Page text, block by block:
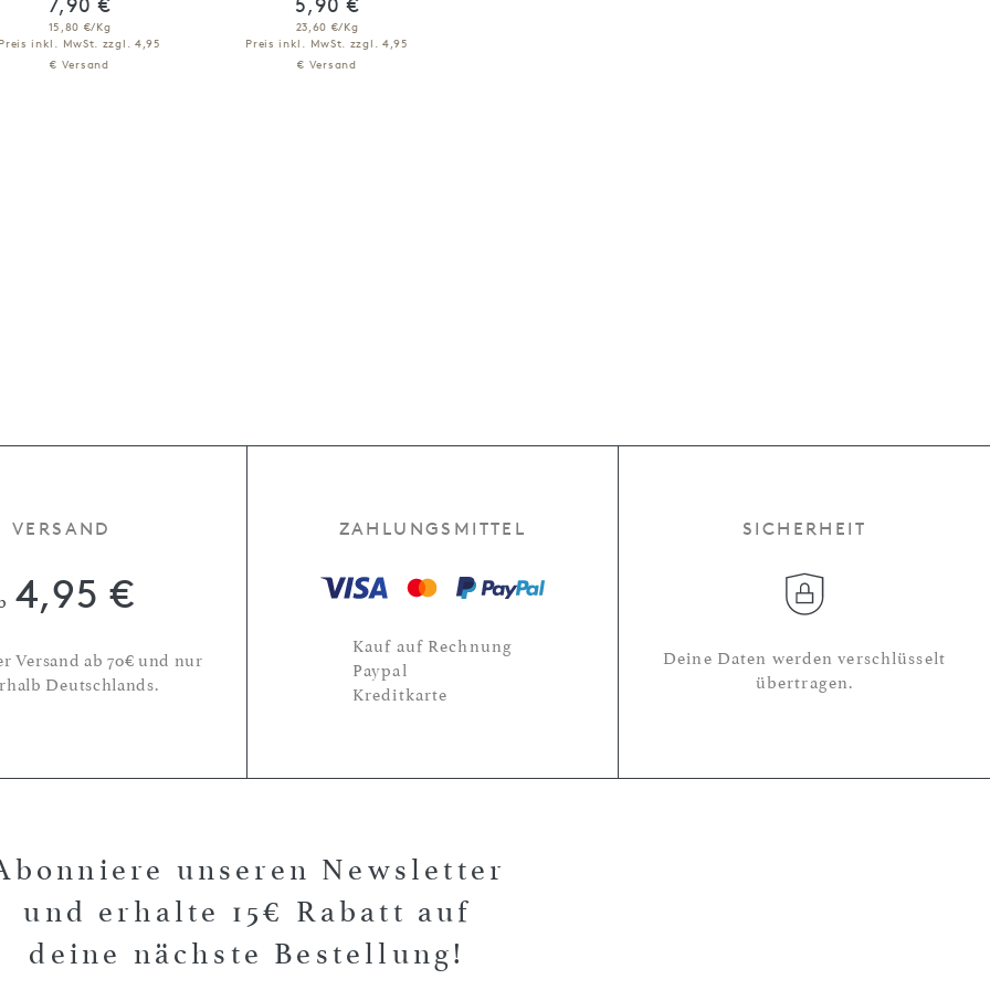
15,80 €/Kg
inkl. MwSt. zzgl. 4,95
€ Versand
23,60 €/Kg
Preis inkl. MwSt. zzgl. 4,95
€ Versand
VERSAND
4,95 €
Versand ab 70€ und nur
Deutschlands.
ZAHLUNGSMITTEL
Kauf auf Rechnung
Paypal
Kreditkarte
SICHERHEIT
Deine Daten werden verschlüsselt
übertragen.
unseren Newsletter
und erhalte 15€ Rabatt auf
deine nächste Bestellung!